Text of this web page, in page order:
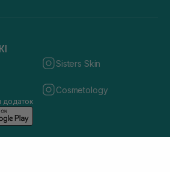
Sisters Skin
Cosmetology
додаток